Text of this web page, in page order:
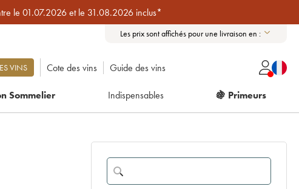
le 01.07.2026 et le 31.08.2026 inclus*
Les prix sont affichés pour une livraison en :
VINS Cote des vins Guide des vins
Sommelier Indispensables 🍇 Primeurs